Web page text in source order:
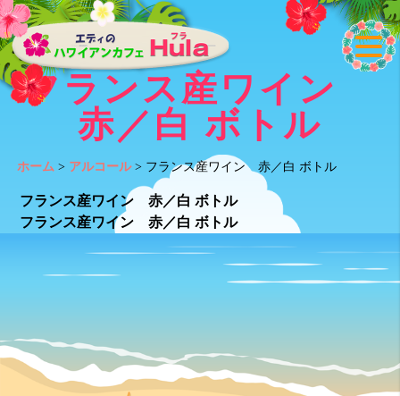
フランス産ワイン
赤／白 ボトル
ホーム > アルコール> フランス産ワイン 赤／白 ボトル
フランス産ワイン 赤／白 ボトル
フランス産ワイン 赤／白 ボトル